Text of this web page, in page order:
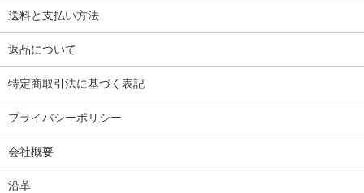
送料と支払い方法
返品について
特定商取引法に基づく表記
プライバシーポリシー
会社概要
沿革